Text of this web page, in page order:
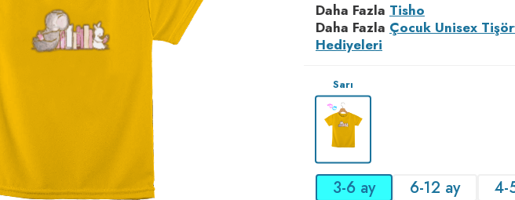
Daha Fazla Tisho
Daha Fazla Çocuk Unisex
Hediyeleri
Sarı
3-6 ay 6-12 ay 4-